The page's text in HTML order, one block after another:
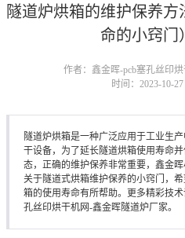
隧道炉烘箱的维护保养方
命的小窍门）
作者：鑫金晖-pcb塞孔丝印
时间：2023-10-27
隧道炉烘箱是一种广泛应用于工业生
干设备，为了延长隧道烘箱使用寿命
态，正确的维护保养非常重要，鑫金
关于隧道式烘箱维护保养的小窍门，
箱的使用寿命有所帮助。更多精彩技
孔丝印烘干机网-鑫金晖隧道炉厂家。